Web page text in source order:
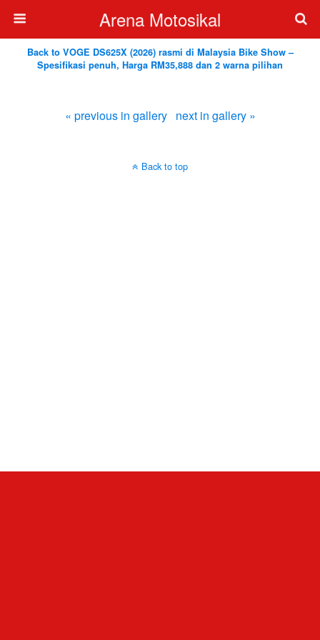
Arena Motosikal
Back to VOGE DS625X (2026) rasmi di Malaysia Bike Show –
Spesifikasi penuh, Harga RM35,888 dan 2 warna pilihan
« previous in gallery next in gallery »
Back to top